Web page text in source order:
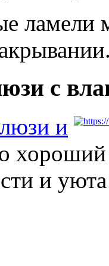
ламели
с
и
хороший
и